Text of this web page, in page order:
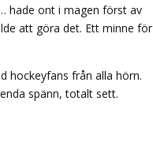
hade ont i magen först av
att göra det. Ett minne för
hockeyfans från alla hörn.
spänn, totalt sett.